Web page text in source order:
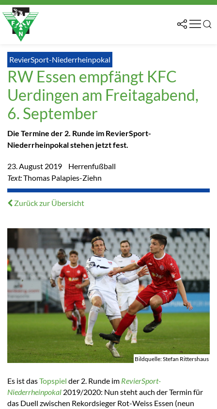
RevierSport-Niederrheinpokal
RW Essen empfängt KFC
Uerdingen am Freitagabend,
6. September
Die Termine der 2. Runde im RevierSport-
Niederrheinpokal stehen jetzt fest.
23. August 2019
Herrenfußball
Text:Thomas Palapies-Ziehn
Zurück zur Übersicht
Bildquelle: Stefan Rittershaus
Es ist dasTopspiel der 2. Runde im RevierSport-
Niederrheinpokal 2019/2020: Nun steht auch der Termin für
das Duell zwischen Rekordsieger Rot-Weiss Essen (neun